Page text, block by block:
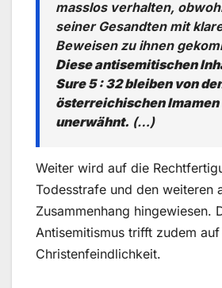
masslos verhalten,
seiner Gesandten mit
Beweisen zu ihnen
Diese antisemitischen
Sure 5 : 32 bleiben von
österreichischen
unerwähnt. (…)
Weiter wird auf die
Todesstrafe und den weiteren
Zusammenhang hingewiesen.
Antisemitismus trifft zudem
Christenfeindlichkeit.